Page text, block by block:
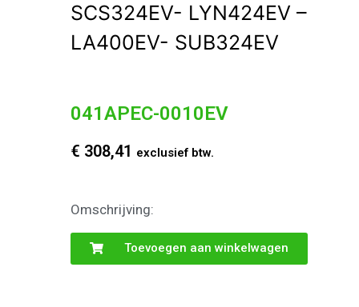
SCS324EV- LYN424EV –
LA400EV- SUB324EV
041APEC-0010EV
€ 308,41 exclusief btw.
Omschrijving:
Toevoegen aan winkelwagen